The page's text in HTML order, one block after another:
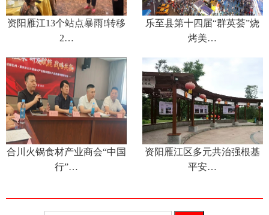
资阳雁江13个站点暴雨!转移
2…
乐至县第十四届“群英荟”烧
烤美…
合川火锅食材产业商会“中国
行”…
资阳雁江区多元共治强根基
平安…